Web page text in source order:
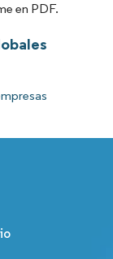
en PDF.